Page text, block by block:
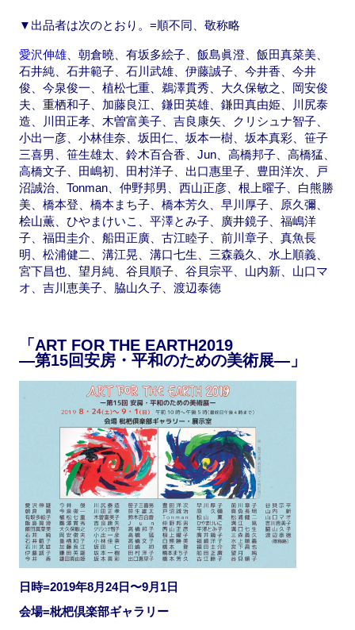
▼出品者は次のとおり。=順不同、敬称略
愛沢伸雄 、朝倉曉、有坂多絵子、飯島眞澄、飯田真菜美、
石井純、石井範子、石川武雄、伊藤誠子、今井香、今井
俊、今泉俊一、植松七重、鵜澤貫秀、大久保敏之、岡安俊
夫、重栖和子、加藤良江、鎌田英雄、鎌田真由姫、川尻泰
造、川田正孝、木曽富美子、吉良康矢、クリシュナ智子、
小出一彦、小林佳奈、坂田仁、坂本一樹、坂本真彩、笹子
三喜男、笹生雄太、鈴木百合香、Jun、高橋邦子、高橋猛、
高橋文子、田嶋初、田村洋子、出口惠里子、豊田洋次、戸
沼誠治、Tonman、仲野邦男、西山正彦、根上曜子、白熊勝
美、橋本登、橋本まち子、橋本芳久、早川厚子、原久彌、
桧山薫、ひやまけいこ、平澤とみ子、廣井鏡子、福嶋洋
子、福田圭介、船田正廣、古江睦子、前川章子、真魚長
明、松浦健二、溝江晃、溝口七生、三森義久、水上順義、
宮下昌也、望月純、谷貝順子、谷貝宗平、山内新、山口マ
オ、吉川恵美子、脇山久子、渡辺泰徳
「ART FOR THE EARTH2019
—第15回安房・平和のための美術展—」
日時=2019年8月24日〜9月1日
会場=枇杷倶楽部ギャラリー